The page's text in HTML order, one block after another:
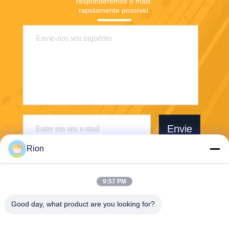
rapidamente possível.
Envie
Shenzhen Rion Technology Co., Ltd.
Rion
9:57 PM
Good day, what product are you looking for?